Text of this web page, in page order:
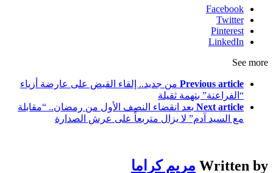
Facebook
Twitter
Pinterest
LinkedIn
See more
Previous article من جديد.. إلقاء القبض على عارضة أزياء
“الفراعنة” بتهمة ثقيلة
Next article بعد انقضاء النصف الأول من رمضان.. “مقابلة
مع السيد آدم” لا يزال متربعاً على عرش الصدارة
Written by مريم كراما